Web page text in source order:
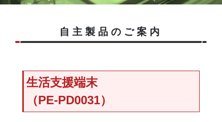
自主製品のご案内
生活支援端末
（PE-PD0031）